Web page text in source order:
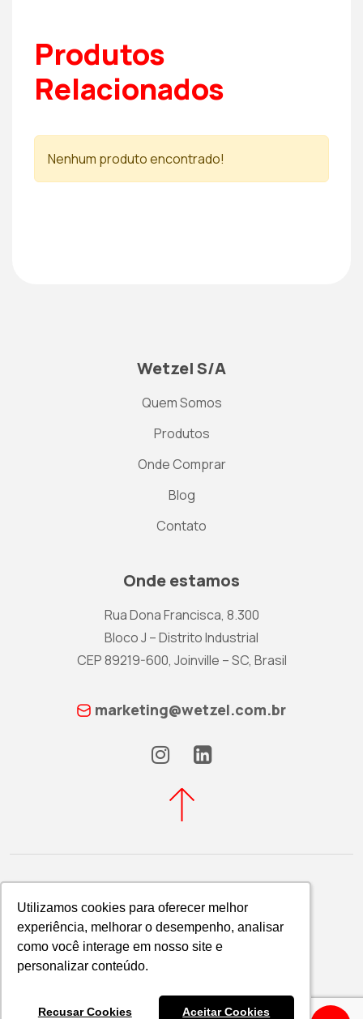
Utilizamos cookies para oferecer melhor
experiência, melhorar o desempenho, analisar
como você interage em nosso site e
personalizar conteúdo.
Recusar Cookies Aceitar Cookies
Utilizamos cookies para oferecer melhor
experiência, melhorar o desempenho, analisar
como você interage em nosso site e
personalizar conteúdo.
Recusar Cookies Aceitar Cookies
Produtos
Relacionados
Nenhum produto encontrado!
Wetzel S/A
Quem Somos
Produtos
Onde Comprar
Blog
Contato
Onde estamos
Rua Dona Francisca, 8.300
Bloco J – Distrito Industrial
CEP 89219-600, Joinville – SC, Brasil
marketing@wetzel.com.br
Política de Privacidade
WETZEL S/A © 2026